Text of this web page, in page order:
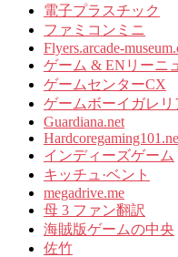
電子プラスチック
ファミコンミニ
Flyers.arcade-
ゲーム & ENリーニ
ゲームセンターCX
ゲームボーイガレリ
Guardiana.net
インディーズゲーム
キッチュ·ベント
megadrive.me
母 3 ファン翻訳
海賊版ゲームの中央
佐竹